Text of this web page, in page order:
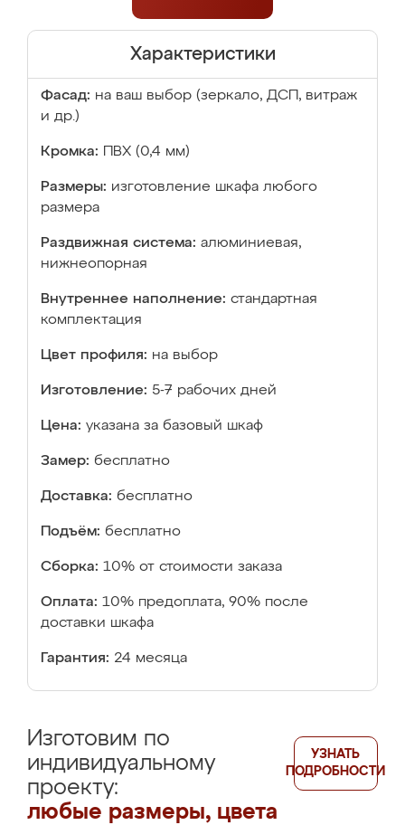
Характеристики
Фасад: на ваш выбор (зеркало, ДСП, витраж
и др.)
Кромка: ПВХ (0,4 мм)
Размеры: изготовление шкафа любого
размера
Раздвижная система: алюминиевая,
нижнеопорная
Внутреннее наполнение: стандартная
комплектация
Цвет профиля: на выбор
Изготовление: 5-7 рабочих дней
Цена: указана за базовый шкаф
Замер: бесплатно
Доставка: бесплатно
Подъём: бесплатно
Сборка: 10% от стоимости заказа
Оплата: 10% предоплата, 90% после
доставки шкафа
Гарантия: 24 месяца
Изготовим по
индивидуальному
проекту:
любые размеры, цвета
УЗНАТЬ
ПОДРОБНОСТИ